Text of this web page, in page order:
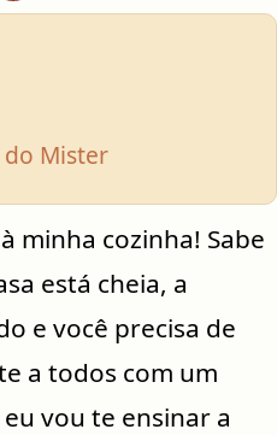
do Mister
minha cozinha! Sabe
está cheia, a
e você precisa de
a todos com um
vou te ensinar a